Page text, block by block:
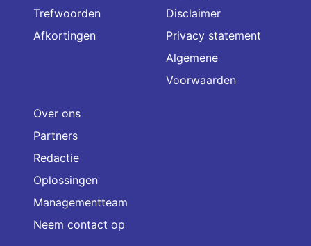
Trefwoorden
Afkortingen
Disclaimer
Privacy statement
Algemene
Voorwaarden
Over ons
Partners
Redactie
Oplossingen
Managementteam
Neem contact op